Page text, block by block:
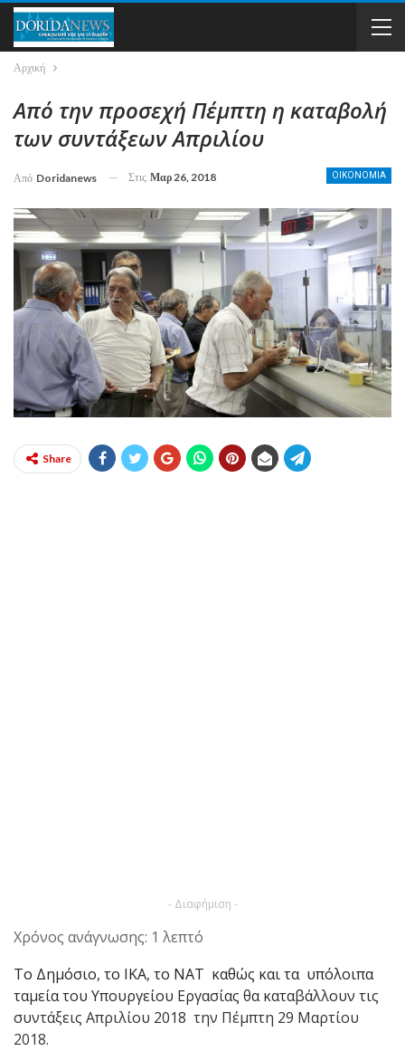
Αρχική
Από την προσεχή Πέμπτη η καταβολή
των συντάξεων Απριλίου
ΟΙΚΟΝΟΜΙΑ
Από Doridanews Στις Μαρ 26, 2018
Share
- Διαφήμιση -
Χρόνος ανάγνωσης: 1 λεπτό
Το Δημόσιο, το ΙΚΑ, το ΝΑΤ καθώς και τα υπόλοιπα
ταμεία του Υπουργείου Εργασίας θα καταβάλλουν τις
συντάξεις Απριλίου 2018 την Πέμπτη 29 Μαρτίου
2018.